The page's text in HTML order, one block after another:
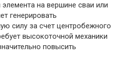
на вершине сваи или
генерировать
силу за счет центробежного
высокоточной механики
повысить